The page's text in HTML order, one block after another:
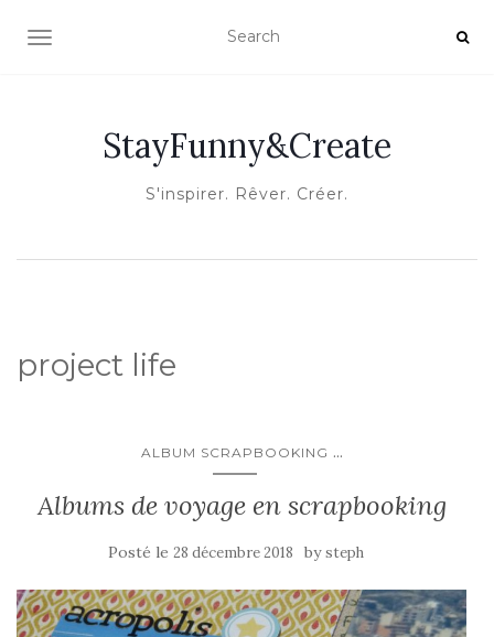
OUVRIR/FERMER LA NAVIGATION
StayFunny&Create
S'inspirer. Rêver. Créer.
project life
ALBUM SCRAPBOOKING ...
Albums de voyage en scrapbooking
Posté le 28 décembre 2018 bysteph